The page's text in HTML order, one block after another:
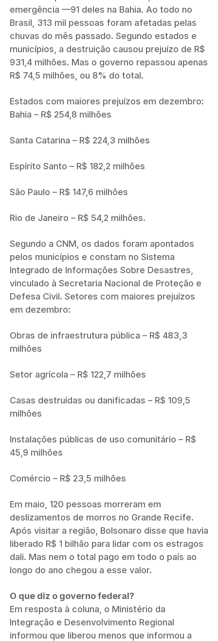
emergência —91 deles na Bahia. Ao todo no
Brasil, 313 mil pessoas foram afetadas pelas
chuvas do mês passado. Segundo estados e
municípios, a destruição causou prejuízo de R$
931,4 milhões. Mas o governo repassou apenas
R$ 74,5 milhões, ou 8% do total.
Estados com maiores prejuízos em dezembro:
Bahia – R$ 254,8 milhões
Santa Catarina – R$ 224,3 milhões
Espírito Santo – R$ 182,2 milhões
São Paulo – R$ 147,6 milhões
Rio de Janeiro – R$ 54,2 milhões.
Segundo a CNM, os dados foram apontados
pelos municípios e constam no Sistema
Integrado de Informações Sobre Desastres,
vinculado à Secretaria Nacional de Proteção e
Defesa Civil. Setores com maiores prejuízos
em dezembro:
Obras de infraestrutura pública – R$ 483,3
milhões
Setor agrícola – R$ 122,7 milhões
Casas destruídas ou danificadas – R$ 109,5
milhões
Instalações públicas de uso comunitário – R$
45,9 milhões
Comércio – R$ 23,5 milhões
Em maio, 120 pessoas morreram em
deslizamentos de morros no Grande Recife.
Após visitar a região, Bolsonaro disse que havia
liberado R$ 1 bilhão para lidar com os estragos
dali. Mas nem o total pago em todo o país ao
longo do ano chegou a esse valor.
O que diz o governo federal?
Em resposta à coluna, o Ministério da
Integração e Desenvolvimento Regional
informou que liberou menos que informou a